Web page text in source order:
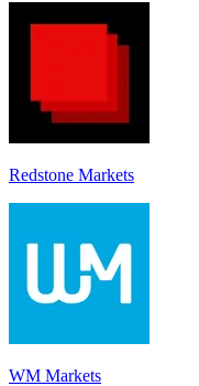
Redstone Markets
WM Markets